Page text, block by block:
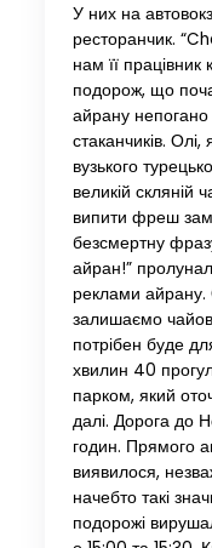
У них на
ресторанчик.
нам її
подорож, що
айрану непогано
стаканчиків.
вузького
великій скляній
випити фреш
безсмертну
айран!”
реклами айрану.
залишаємо
потрібен буде
хвилин 40
парком, який
далі. Дорога до
годин. Прямого
виявилося,
начебто такі
подорожі